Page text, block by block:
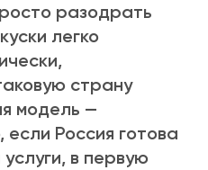
разодрать
легко
страну
модель —
Россия готова
в первую